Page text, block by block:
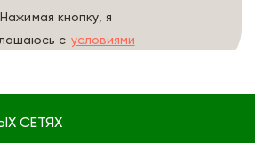
Нажимая кнопку, я
с условиями
СЕТЯХ